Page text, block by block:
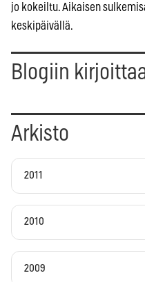
jo kokeiltu. Aikaisen
keskipäivällä.
Blogiin
Arkisto
2011
2010
2009